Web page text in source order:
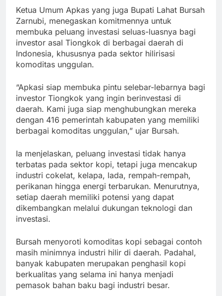
Ketua Umum Apkas yang juga Bupati Lahat Bursah
Zarnubi, menegaskan komitmennya untuk
membuka peluang investasi seluas-luasnya bagi
investor asal Tiongkok di berbagai daerah di
Indonesia, khususnya pada sektor hilirisasi
komoditas unggulan.
“Apkasi siap membuka pintu selebar-lebarnya bagi
investor Tiongkok yang ingin berinvestasi di
daerah. Kami juga siap menghubungkan mereka
dengan 416 pemerintah kabupaten yang memiliki
berbagai komoditas unggulan,” ujar Bursah.
Ia menjelaskan, peluang investasi tidak hanya
terbatas pada sektor kopi, tetapi juga mencakup
industri cokelat, kelapa, lada, rempah-rempah,
perikanan hingga energi terbarukan. Menurutnya,
setiap daerah memiliki potensi yang dapat
dikembangkan melalui dukungan teknologi dan
investasi.
Bursah menyoroti komoditas kopi sebagai contoh
masih minimnya industri hilir di daerah. Padahal,
banyak kabupaten merupakan penghasil kopi
berkualitas yang selama ini hanya menjadi
pemasok bahan baku bagi industri besar.